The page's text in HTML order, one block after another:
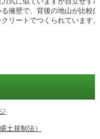
る擁壁で、背後の地山が比較
リートでつくられています。
土規制法）